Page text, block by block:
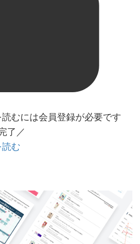
むには会員登録が必要です
了／
む